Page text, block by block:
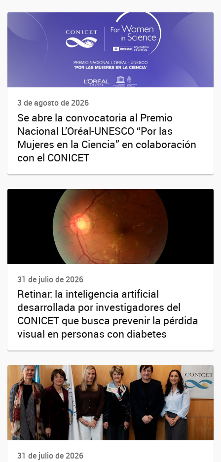
3 de agosto de 2026
Se abre la convocatoria al Premio
Nacional L’Oréal-UNESCO “Por las
Mujeres en la Ciencia” en colaboración
con el CONICET
31 de julio de 2026
Retinar: la inteligencia artificial
desarrollada por investigadores del
CONICET que busca prevenir la pérdida
visual en personas con diabetes
31 de julio de 2026